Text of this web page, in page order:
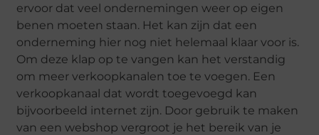
ervoor dat veel ondernemingen weer op eigen
benen moeten staan. Het kan zijn dat een
onderneming hier nog niet helemaal klaar voor is.
Om deze klap op te vangen kan het verstandig
om meer verkoopkanalen toe te voegen. Een
verkoopkanaal dat wordt toegevoegd kan
bijvoorbeeld internet zijn. Door gebruik te maken
van een webshop vergroot je het bereik van je